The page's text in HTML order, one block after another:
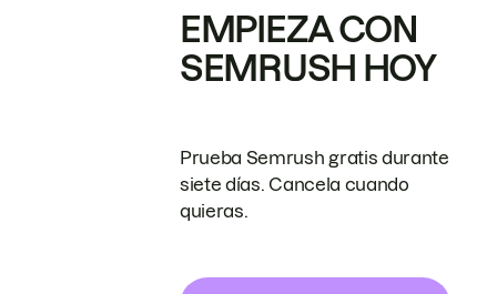
EMPIEZA CON
SEMRUSH HOY
Prueba Semrush gratis durante
siete días. Cancela cuando
quieras.